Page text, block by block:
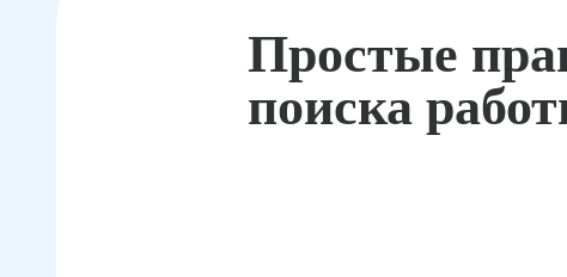
Простые
поиска